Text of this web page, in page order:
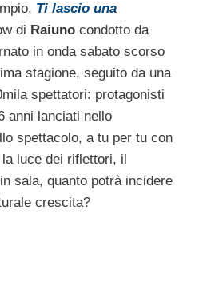
Ti lascio una
di Raiuno condotto da
in onda sabato scorso
stagione, seguito da una
spettatori: protagonisti
anni lanciati nello
spettacolo, a tu per tu con
la luce dei riflettori, il
sala, quanto potrà incidere
crescita?